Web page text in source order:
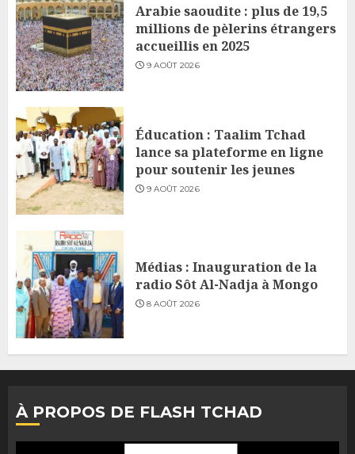
Arabie saoudite : plus de 19,5
millions de pèlerins étrangers
accueillis en 2025
9 AOÛT 2026
Éducation : Taalim Tchad
lance sa plateforme en ligne
pour soutenir les jeunes
9 AOÛT 2026
Médias : Inauguration de la
radio Sôt Al-Nadja à Mongo
8 AOÛT 2026
À PROPOS DE FLASH TCHAD